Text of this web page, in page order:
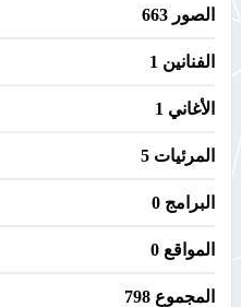
الصور 663
الفنانين 1
الأغاني 1
المرئيات 5
البرامج 0
المواقع 0
المجموع 798